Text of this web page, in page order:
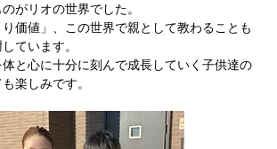
がリオの世界でした。
価値」、この世界で親として教わることも
ています。
と心に十分に刻んで成長していく子供達の
楽しみです。